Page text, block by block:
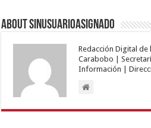
About sinusuarioasignado
Redacción Digital
Carabobo |
Información |